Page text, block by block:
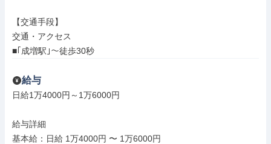
【交通手段】
交通・アクセス
■｢成増駅｣～徒歩30秒
給与
日給1万4000円～1万6000円
給与詳細
基本給：日給 1万4000円 〜 1万6000円